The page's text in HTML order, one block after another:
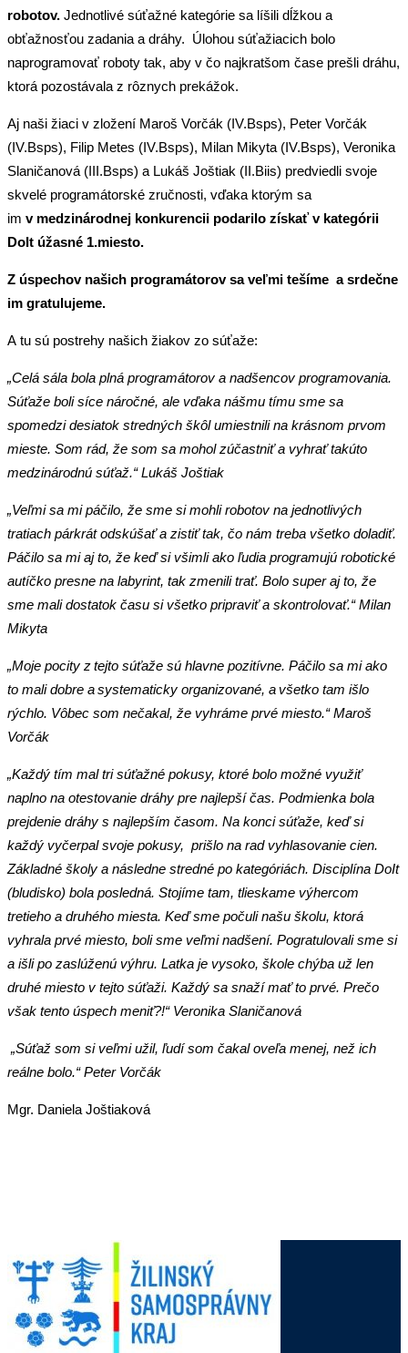
robotov. Jednotlivé súťažné kategórie sa líšili dĺžkou a
obťažnosťou zadania a dráhy. Úlohou súťažiacich bolo
naprogramovať roboty tak, aby v čo najkratšom čase prešli dráhu,
ktorá pozostávala z rôznych prekážok.
Aj naši žiaci v zložení Maroš Vorčák (IV.Bsps), Peter Vorčák
(IV.Bsps), Filip Metes (IV.Bsps), Milan Mikyta (IV.Bsps), Veronika
Slaničanová (III.Bsps) a Lukáš Joštiak (II.Biis) predviedli svoje
skvelé programátorské zručnosti, vďaka ktorým sa
im v medzinárodnej konkurencii podarilo získať v kategórii
DoIt úžasné 1.miesto.
Z úspechov našich programátorov sa veľmi tešíme a srdečne
im gratulujeme.
A tu sú postrehy našich žiakov zo súťaže:
„Celá sála bola plná programátorov a nadšencov programovania.
Súťaže boli síce náročné, ale vďaka nášmu tímu sme sa
spomedzi desiatok stredných škôl umiestnili na krásnom prvom
mieste. Som rád, že som sa mohol zúčastniť a vyhrať takúto
medzinárodnú súťaž.“ Lukáš Joštiak
„Veľmi sa mi páčilo, že sme si mohli robotov na jednotlivých
tratiach párkrát odskúšať a zistiť tak, čo nám treba všetko doladiť.
Páčilo sa mi aj to, že keď si všimli ako ľudia programujú robotické
autíčko presne na labyrint, tak zmenili trať. Bolo super aj to, že
sme mali dostatok času si všetko pripraviť a skontrolovať.“ Milan
Mikyta
„Moje pocity z tejto súťaže sú hlavne pozitívne. Páčilo sa mi ako
to mali dobre a systematicky organizované, a všetko tam išlo
rýchlo. Vôbec som nečakal, že vyhráme prvé miesto.“ Maroš
Vorčák
„Každý tím mal tri súťažné pokusy, ktoré bolo možné využiť
naplno na otestovanie dráhy pre najlepší čas. Podmienka bola
prejdenie dráhy s najlepším časom. Na konci súťaže, keď si
každý vyčerpal svoje pokusy, prišlo na rad vyhlasovanie cien.
Základné školy a následne stredné po kategóriách. Disciplína DoIt
(bludisko) bola posledná. Stojíme tam, tlieskame výhercom
tretieho a druhého miesta. Keď sme počuli našu školu, ktorá
vyhrala prvé miesto, boli sme veľmi nadšení. Pogratulovali sme si
a išli po zaslúženú výhru. Latka je vysoko, škole chýba už len
druhé miesto v tejto súťaži. Každý sa snaží mať to prvé. Prečo
však tento úspech meniť?!“ Veronika Slaničanová
„Súťaž som si veľmi užil, ľudí som čakal oveľa menej, než ich
reálne bolo.“ Peter Vorčák
Mgr. Daniela Joštiaková